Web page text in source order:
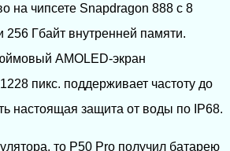
на чипсете Snapdragon 888 с 8
256 Гбайт внутренней памяти.
AMOLED-экран
пикс. поддерживает частоту до
настоящая защита от воды по IP68.
то P50 Pro получил батарею